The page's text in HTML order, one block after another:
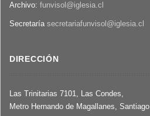
Archivo: funvisol@iglesia.cl
Secretaría secretariafunvisol@iglesia.cl
DIRECCIÓN
Las Trinitarias 7101, Las Condes,
Metro Hernando de Magallanes, Santiago